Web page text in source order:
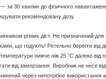
за 30 хвилин до фізичного
рекомендовану дозу.
різних дієт. Не призначений для
що годують! Ретельно берегти від
нижче ніж 25 °C далеко від
від замерзання. Виробник не несе
через непотрібне використання